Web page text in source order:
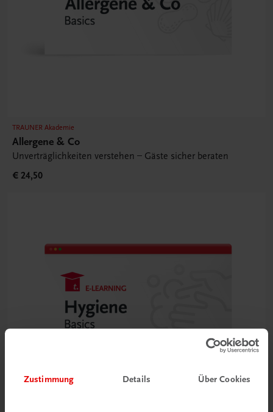
Zustimmung Details Über Cookies
TRAUNER Akademie
Allergene & Co
Unverträglichkeiten verstehen – Gäste sicher beraten
€ 24,50